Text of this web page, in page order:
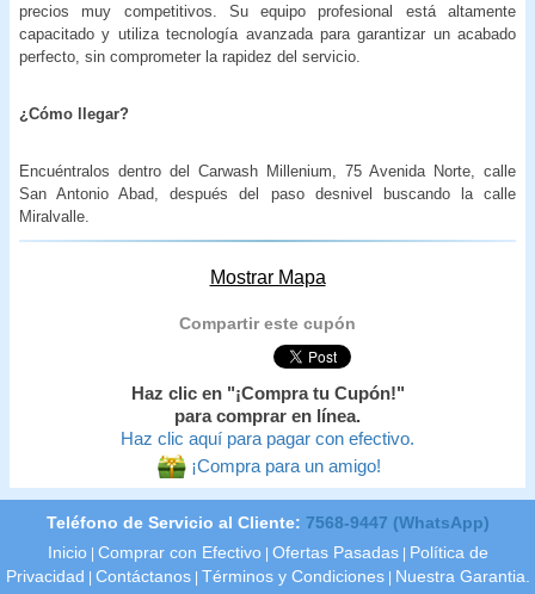
precios muy competitivos. Su equipo profesional está altamente
capacitado y utiliza tecnología avanzada para garantizar un acabado
perfecto, sin comprometer la rapidez del servicio.
¿Cómo llegar?
Encuéntralos dentro del Carwash Millenium, 75 Avenida Norte, calle
San Antonio Abad, después del paso desnivel buscando la calle
Miralvalle.
Mostrar Mapa
Compartir este cupón
Haz clic en "¡Compra tu Cupón!"
para comprar en línea.
Haz clic aquí para pagar con efectivo.
¡Compra para un amigo!
Teléfono de Servicio al Cliente: 7568-9447 (WhatsApp)
Inicio Comprar con Efectivo Ofertas Pasadas
Política de
Privacidad
Contáctanos Términos y Condiciones Nuestra Garantia.